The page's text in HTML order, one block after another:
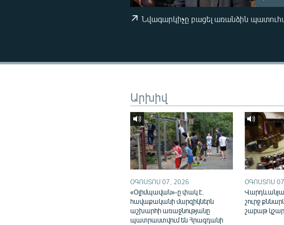
Նվագարկիչը բացել առանձին
Արխիվ
ՕԳՈՍՏՈՍ 07, 2026
«Օլիմպավան»-ը փակ է.
հավաքականի մարզիկներն
աշխարհի առաջնությանը
պատրաստվում են Հրազդանի
ՕԳՈՍՏՈՍ
շուրջ
շաբաթ